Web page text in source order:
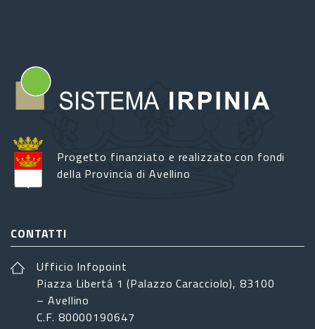
Progetto finanziato e realizzato con fondi
della Provincia di Avellino
CONTATTI
Ufficio Infopoint
Piazza Libertá 1 (Palazzo Caracciolo), 83100
– Avellino
C.F. 80000190647